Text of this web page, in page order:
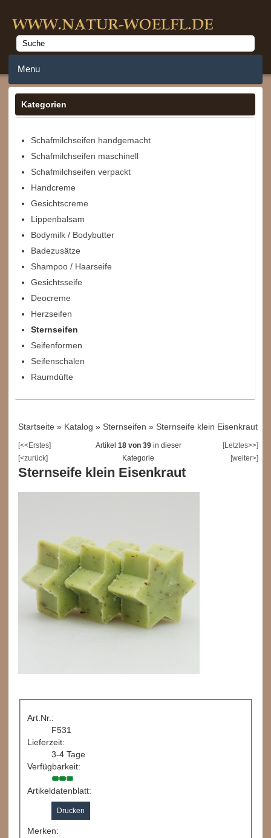
Menu
Home
Merkzettel
Warenkorb
Kategorien
Schafmilchseifen handgemacht
Schafmilchseifen maschinell
Schafmilchseifen verpackt
Handcreme
Gesichtscreme
Lippenbalsam
Bodymilk / Bodybutter
Badezusätze
Shampoo / Haarseife
Gesichtsseife
Deocreme
Herzseifen
Sternseifen
Seifenformen
Seifenschalen
Raumdüfte
Startseite » Katalog » Sternseifen » Sternseife klein Eisenkraut
[<<Erstes]
[<zurück]
Artikel 18 von 39in dieser
Kategorie
[Letztes>>]
[weiter>]
Sternseife klein Eisenkraut
Art.Nr.:
F531
Lieferzeit:
3-4 Tage
Verfügbarkeit:
Artikeldatenblatt:
Drucken
Merken: